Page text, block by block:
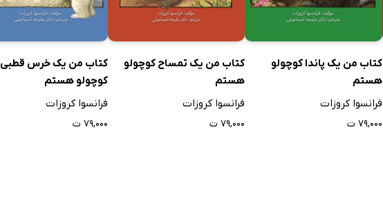
کتاب من یک پاندا کوچولو
هستم
فرانسوا کروزات
۷۹,۰۰۰ ت
کتاب من یک تمساح کوچولو
هستم
فرانسوا کروزات
۷۹,۰۰۰ ت
کتاب من یک خرس قطبی
کوچولو هستم
فرانسوا کروزات
۷۹,۰۰۰ ت